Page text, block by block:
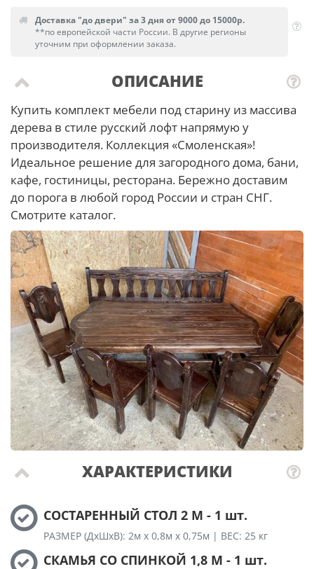
Доставка "до двери" за 3 дня от 9000 до 15000р.
**по европейской части России. В другие регионы
уточним при оформлении заказа.
ОПИСАНИЕ
Купить комплект мебели под старину из массива
дерева в стиле русский лофт напрямую у
производителя. Коллекция «Смоленская»!
Идеальное решение для загородного дома, бани,
кафе, гостиницы, ресторана. Бережно доставим
до порога в любой город России и стран СНГ.
Смотрите каталог.
ХАРАКТЕРИСТИКИ
СОСТАРЕННЫЙ СТОЛ 2 М - 1 шт.
РАЗМЕР (ДхШхВ): 2м х 0,8м х 0,75м | ВЕС: 25 кг
СКАМЬЯ СО СПИНКОЙ 1,8 М - 1 шт.